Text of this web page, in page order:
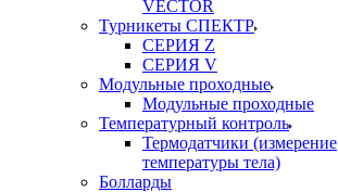
VECTOR
Турникеты СПЕКТР
СЕРИЯ Z
СЕРИЯ V
Модульные проходные
Модульные проходные
Температурный контроль
Термодатчики (измерение
температуры тела)
Болларды